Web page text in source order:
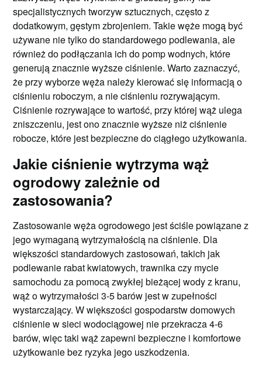
specjalistycznych tworzyw sztucznych, często z
dodatkowym, gęstym zbrojeniem. Takie węże mogą być
używane nie tylko do standardowego podlewania, ale
również do podłączania ich do pomp wodnych, które
generują znacznie wyższe ciśnienie. Warto zaznaczyć,
że przy wyborze węża należy kierować się informacją o
ciśnieniu roboczym, a nie ciśnieniu rozrywającym.
Ciśnienie rozrywające to wartość, przy której wąż ulega
zniszczeniu, jest ono znacznie wyższe niż ciśnienie
robocze, które jest bezpieczne do ciągłego użytkowania.
Jakie ciśnienie wytrzyma wąż
ogrodowy zależnie od
zastosowania?
Zastosowanie węża ogrodowego jest ściśle powiązane z
jego wymaganą wytrzymałością na ciśnienie. Dla
większości standardowych zastosowań, takich jak
podlewanie rabat kwiatowych, trawnika czy mycie
samochodu za pomocą zwykłej bieżącej wody z kranu,
wąż o wytrzymałości 3-5 barów jest w zupełności
wystarczający. W większości gospodarstw domowych
ciśnienie w sieci wodociągowej nie przekracza 4-6
barów, więc taki wąż zapewni bezpieczne i komfortowe
użytkowanie bez ryzyka jego uszkodzenia.